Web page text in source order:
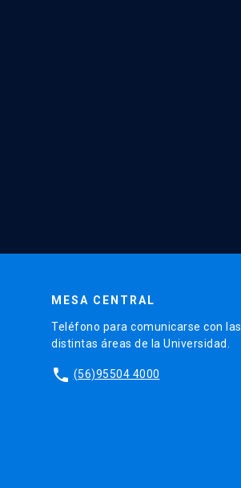
MESA CENTRAL
Teléfono para comunicarse con las
distintas áreas de la Universidad.
phone (56)95504 4000